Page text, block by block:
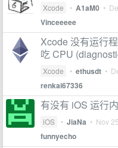
Xcode • A1aM0 •
Vinceeeee
Xcode 没有运行
吃 CPU
Xcode • ethusdt •
renkai67336
有没有 iOS 运行
iOS • JiaNa • Nov
funnyecho